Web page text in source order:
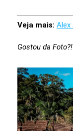
Veja mais: Alex
Gostou da